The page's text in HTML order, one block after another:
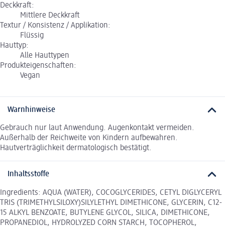
Deckkraft:
Mittlere Deckkraft
Textur / Konsistenz / Applikation:
Flüssig
Hauttyp:
Alle Hauttypen
Produkteigenschaften:
Vegan
Warnhinweise
Gebrauch nur laut Anwendung. Augenkontakt vermeiden.
Außerhalb der Reichweite von Kindern aufbewahren.
Hautverträglichkeit dermatologisch bestätigt.
Inhaltsstoffe
Ingredients: AQUA (WATER), COCOGLYCERIDES, CETYL DIGLYCERYL
TRIS (TRIMETHYLSILOXY)SILYLETHYL DIMETHICONE, GLYCERIN, C12-
15 ALKYL BENZOATE, BUTYLENE GLYCOL, SILICA, DIMETHICONE,
PROPANEDIOL, HYDROLYZED CORN STARCH, TOCOPHEROL,